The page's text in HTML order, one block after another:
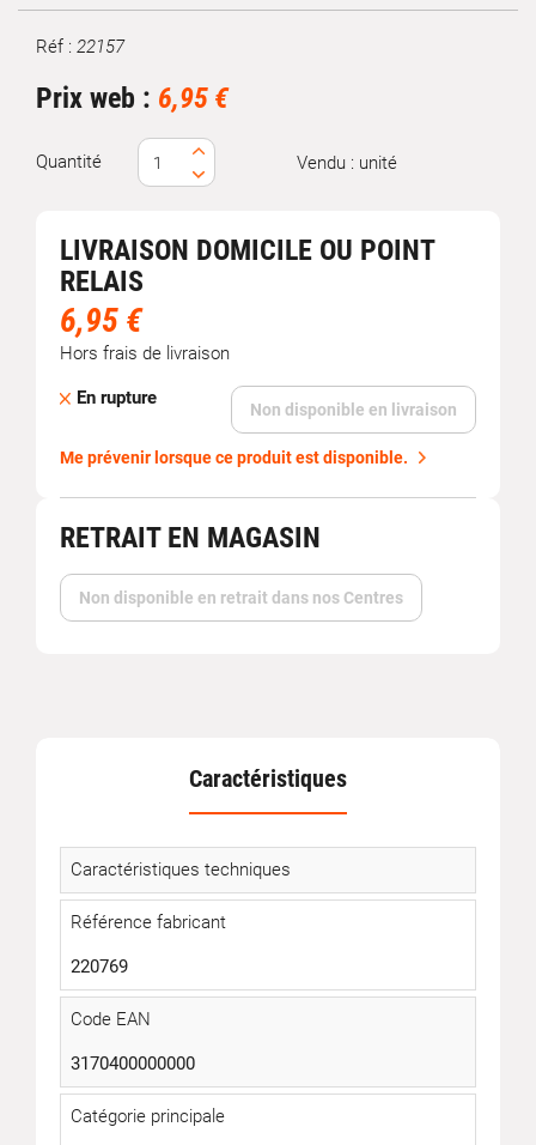
Marque
Réf : 22157
Prix web : 6,95 €
Quantité Vendu : unité
LIVRAISON DOMICILE OU POINT
RELAIS
6,95 €
Hors frais de livraison
En rupture
Non disponible en livraison
Me prévenir lorsque ce produit est disponible.
RETRAIT EN MAGASIN
Non disponible en retrait dans nos Centres
Caractéristiques
Caractéristiques techniques
Référence fabricant
220769
Code EAN
3170400000000
Catégorie principale